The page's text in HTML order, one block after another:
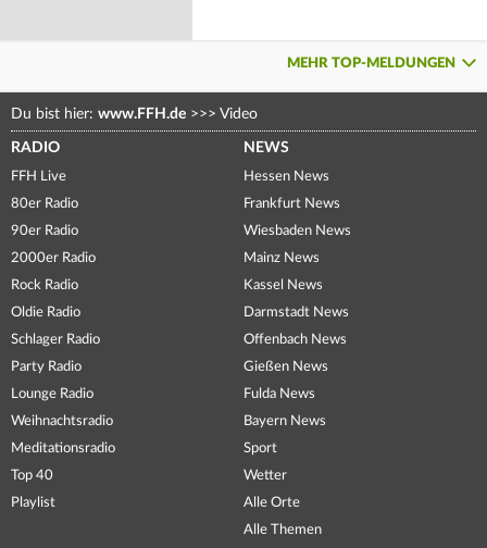
MEHR TOP-MELDUNGEN
Du bist hier: www.FFH.de >>> Video
RADIO
FFH Live
80er Radio
90er Radio
2000er Radio
Rock Radio
Oldie Radio
Schlager Radio
Party Radio
Lounge Radio
Weihnachtsradio
Meditationsradio
Top 40
Playlist
NEWS
Hessen News
Frankfurt News
Wiesbaden News
Mainz News
Kassel News
Darmstadt News
Offenbach News
Gießen News
Fulda News
Bayern News
Sport
Wetter
Alle Orte
Alle Themen